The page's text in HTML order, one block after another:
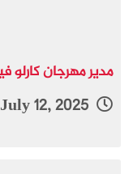
مدير مهرجان كارلو